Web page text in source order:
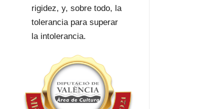
rigidez, y, sobre todo, la
tolerancia para superar
la intolerancia.